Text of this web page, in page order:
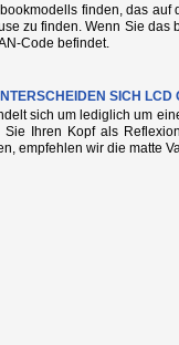
finden, das
zu finden. Wenn Sie
Code befindet.
SICH LCD
sich um lediglich um
Sie Ihren Kopf als
empfehlen wir die matte